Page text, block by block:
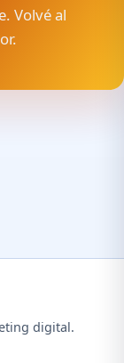
Volvé al
digital.